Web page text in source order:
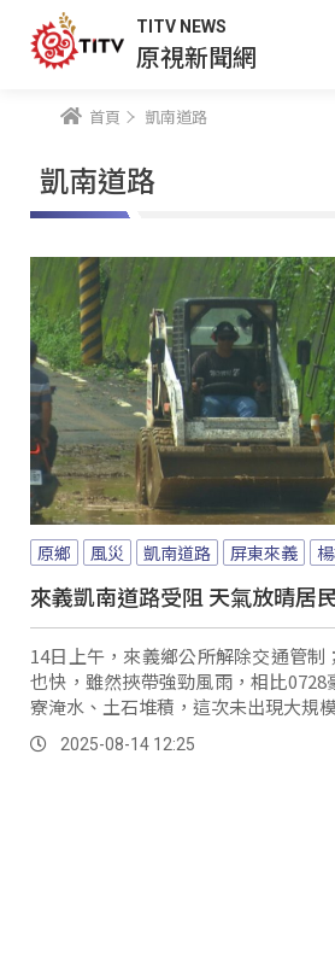
TITV NEWS
原視新聞網
首頁 凱南道路
凱南道路
原鄉 風災 凱南道路 屏東來義
來義凱南道路受阻 天氣放晴居
14日上午，來義鄉公所解除交通管制
也快，雖然挾帶強勁風雨，相比0728
寮淹水、土石堆積，這次未出現大規
2025-08-14 12:25